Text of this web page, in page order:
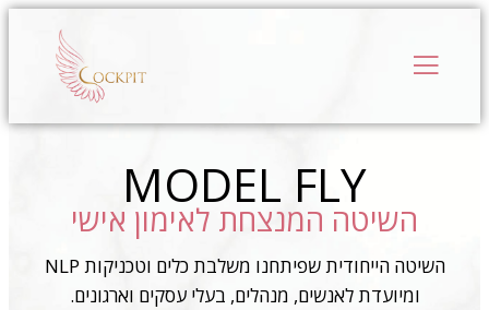
MODEL FLY
השיטה המנצחת לאימון אישי
השיטה הייחודית שפיתחנו משלבת כלים וטכניקות NLP
ומיועדת לאנשים, מנהלים, בעלי עסקים וארגונים.